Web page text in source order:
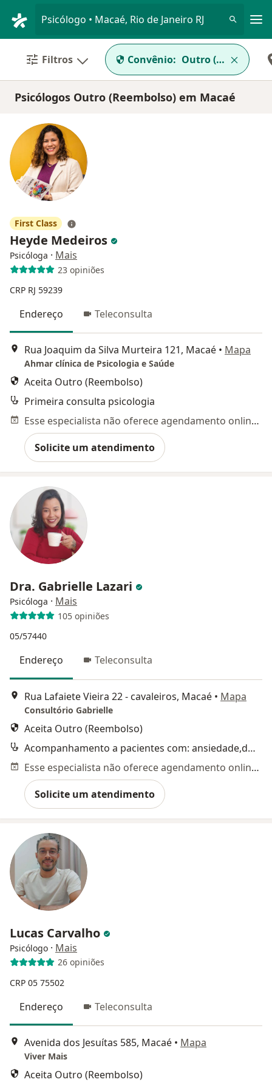
Psicólogo • Macaé, Rio de Janeiro RJ
Filtros Convênio: Outro (Reembolso)
Psicólogos Outro (Reembolso) em Macaé
First Class
Heyde Medeiros
Psicóloga · Mais
23 opiniões
CRP RJ 59239
Endereço Teleconsulta
Rua Joaquim da Silva Murteira 121, Macaé • Mapa
Ahmar clínica de Psicologia e Saúde
Aceita Outro (Reembolso)
Primeira consulta psicologia
Esse especialista não oferece agendamento online para esse endereço.
Solicite um atendimento
Dra. Gabrielle Lazari
Psicóloga · Mais
105 opiniões
05/57440
Endereço Teleconsulta
Rua Lafaiete Vieira 22 - cavaleiros, Macaé • Mapa
Consultório Gabrielle
Aceita Outro (Reembolso)
Acompanhamento a pacientes com: ansiedade,depressão, fobias e traumas psicológicos
Esse especialista não oferece agendamento online para esse endereço.
Solicite um atendimento
Lucas Carvalho
Psicólogo · Mais
26 opiniões
CRP 05 75502
Endereço Teleconsulta
Avenida dos Jesuítas 585, Macaé • Mapa
Viver Mais
Aceita Outro (Reembolso)